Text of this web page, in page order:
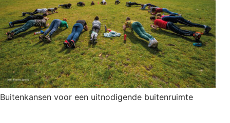
Buitenkansen voor een uitnodigende buitenruimte